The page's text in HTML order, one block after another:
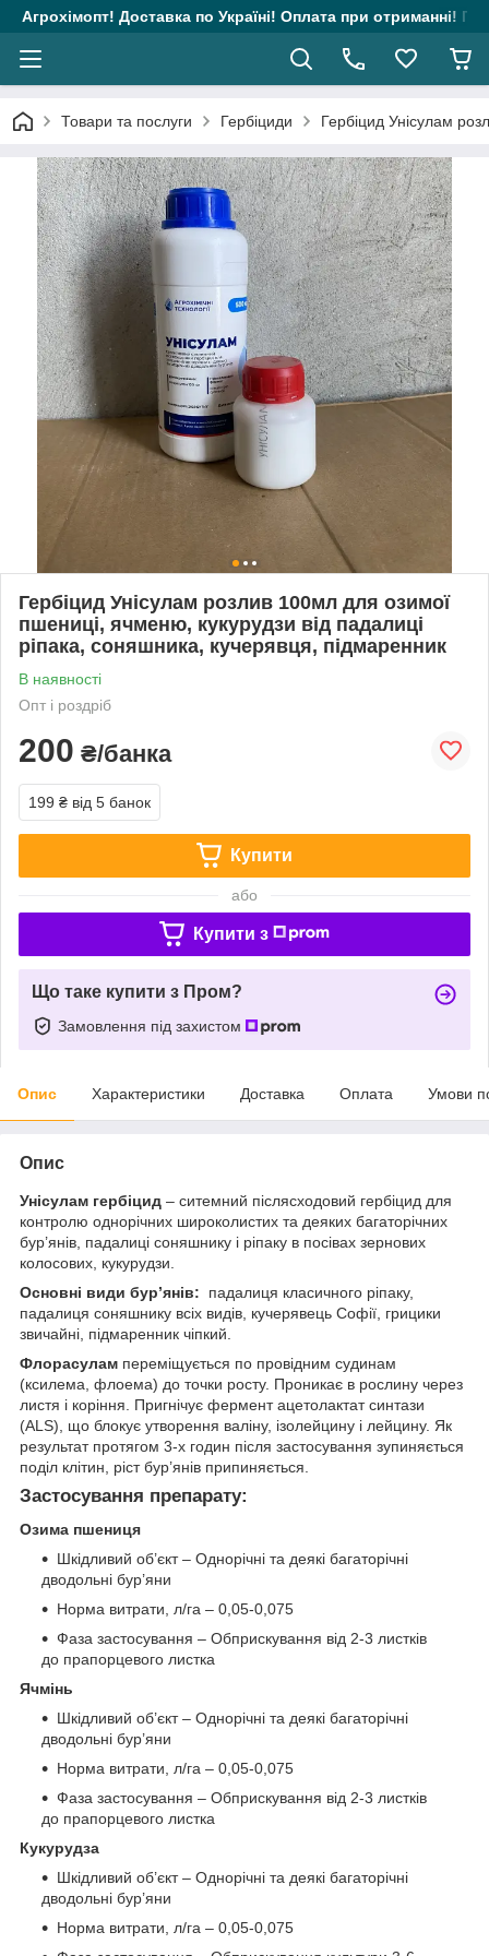
Агрохімопт! Доставка по Україні! Оплата при отриманні!
Товари та послуги Гербіциди Гербіцид Унісулам
Гербіцид Унісулам розлив 100мл для озимої
пшениці, ячменю, кукурудзи від падалиці
ріпака, соняшника, кучерявця, підмаренник
В наявності
Опт і роздріб
200 ₴/банка
199 ₴ від 5 банок
Купити
або
Купити з
Що таке купити з Пром?
Замовлення під захистом
Опис Характеристики Доставка Оплата Умови
Опис
Унісулам гербіцид – ситемний післясходовий гербіцид для
контролю однорічних широколистих та деяких багаторічних
бур’янів, падалиці соняшнику і ріпаку в посівах зернових
колосових, кукурудзи.
Основні види бур’янів: падалиця класичного ріпаку,
падалиця соняшнику всіх видів, кучерявець Софії, грицики
звичайні, підмаренник чіпкий.
Флорасулам переміщується по провідним судинам
(ксилема, флоема) до точки росту. Проникає в рослину через
листя і коріння. Пригнічує фермент ацетолактат синтази
(ALS), що блокує утворення валіну, ізолейцину і лейцину. Як
результат протягом 3-х годин після застосування зупиняється
поділ клітин, ріст бур’янів припиняється.
Застосування препарату:
Озима пшениця
Шкідливий об’єкт – Однорічні та деякі багаторічні
дводольні бур’яни
Норма витрати, л/га – 0,05-0,075
Фаза застосування – Обприскування від 2-3 листків
до прапорцевого листка
Ячмінь
Шкідливий об’єкт – Однорічні та деякі багаторічні
дводольні бур’яни
Норма витрати, л/га – 0,05-0,075
Фаза застосування – Обприскування від 2-3 листків
до прапорцевого листка
Кукурудза
Шкідливий об’єкт – Однорічні та деякі багаторічні
дводольні бур’яни
Норма витрати, л/га – 0,05-0,075